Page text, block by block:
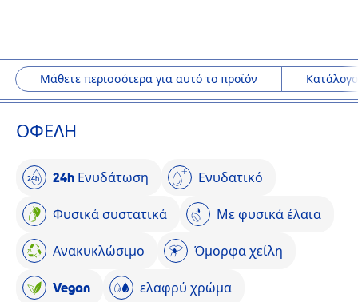
Μάθετε περισσότερα για αυτό το προϊόν
ΟΦΈΛΗ
24h Ενυδάτωση Ενυδατικό
Φυσικά συστατικά Με φυσικά έλαια
Ανακυκλώσιμο Όμορφα χείλη
Vegan ελαφρύ χρώμα